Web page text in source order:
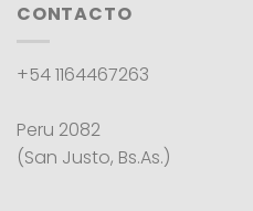
CONTACTO
+54 1164467263
Peru 2082
(San Justo, Bs.As.)